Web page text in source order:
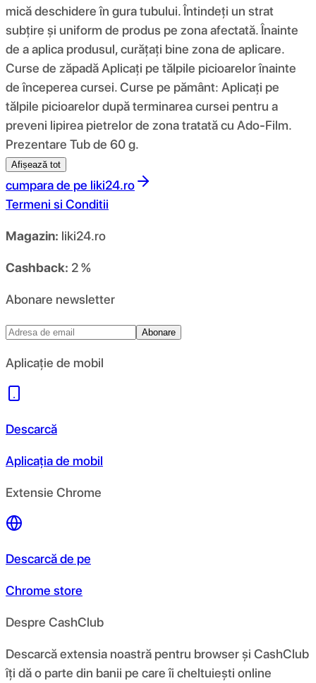
mică deschidere în gura tubului. Întindeți un strat
subțire și uniform de produs pe zona afectată. Înainte
de a aplica produsul, curățați bine zona de aplicare.
Curse de zăpadă Aplicați pe tălpile picioarelor înainte
de începerea cursei. Curse pe pământ: Aplicați pe
tălpile picioarelor după terminarea cursei pentru a
preveni lipirea pietrelor de zona tratată cu Ado-Film.
Prezentare Tub de 60 g.
Afișează tot
cumpara de pe liki24.ro
Termeni si Conditii
Magazin: liki24.ro
Cashback: 2 %
Abonare newsletter
Abonare
Aplicație de mobil
Descarcă
Aplicația de mobil
Extensie Chrome
Descarcă de pe
Chrome store
Despre CashClub
Descarcă extensia noastră pentru browser și CashClub
îți dă o parte din banii pe care îi cheltuiești online